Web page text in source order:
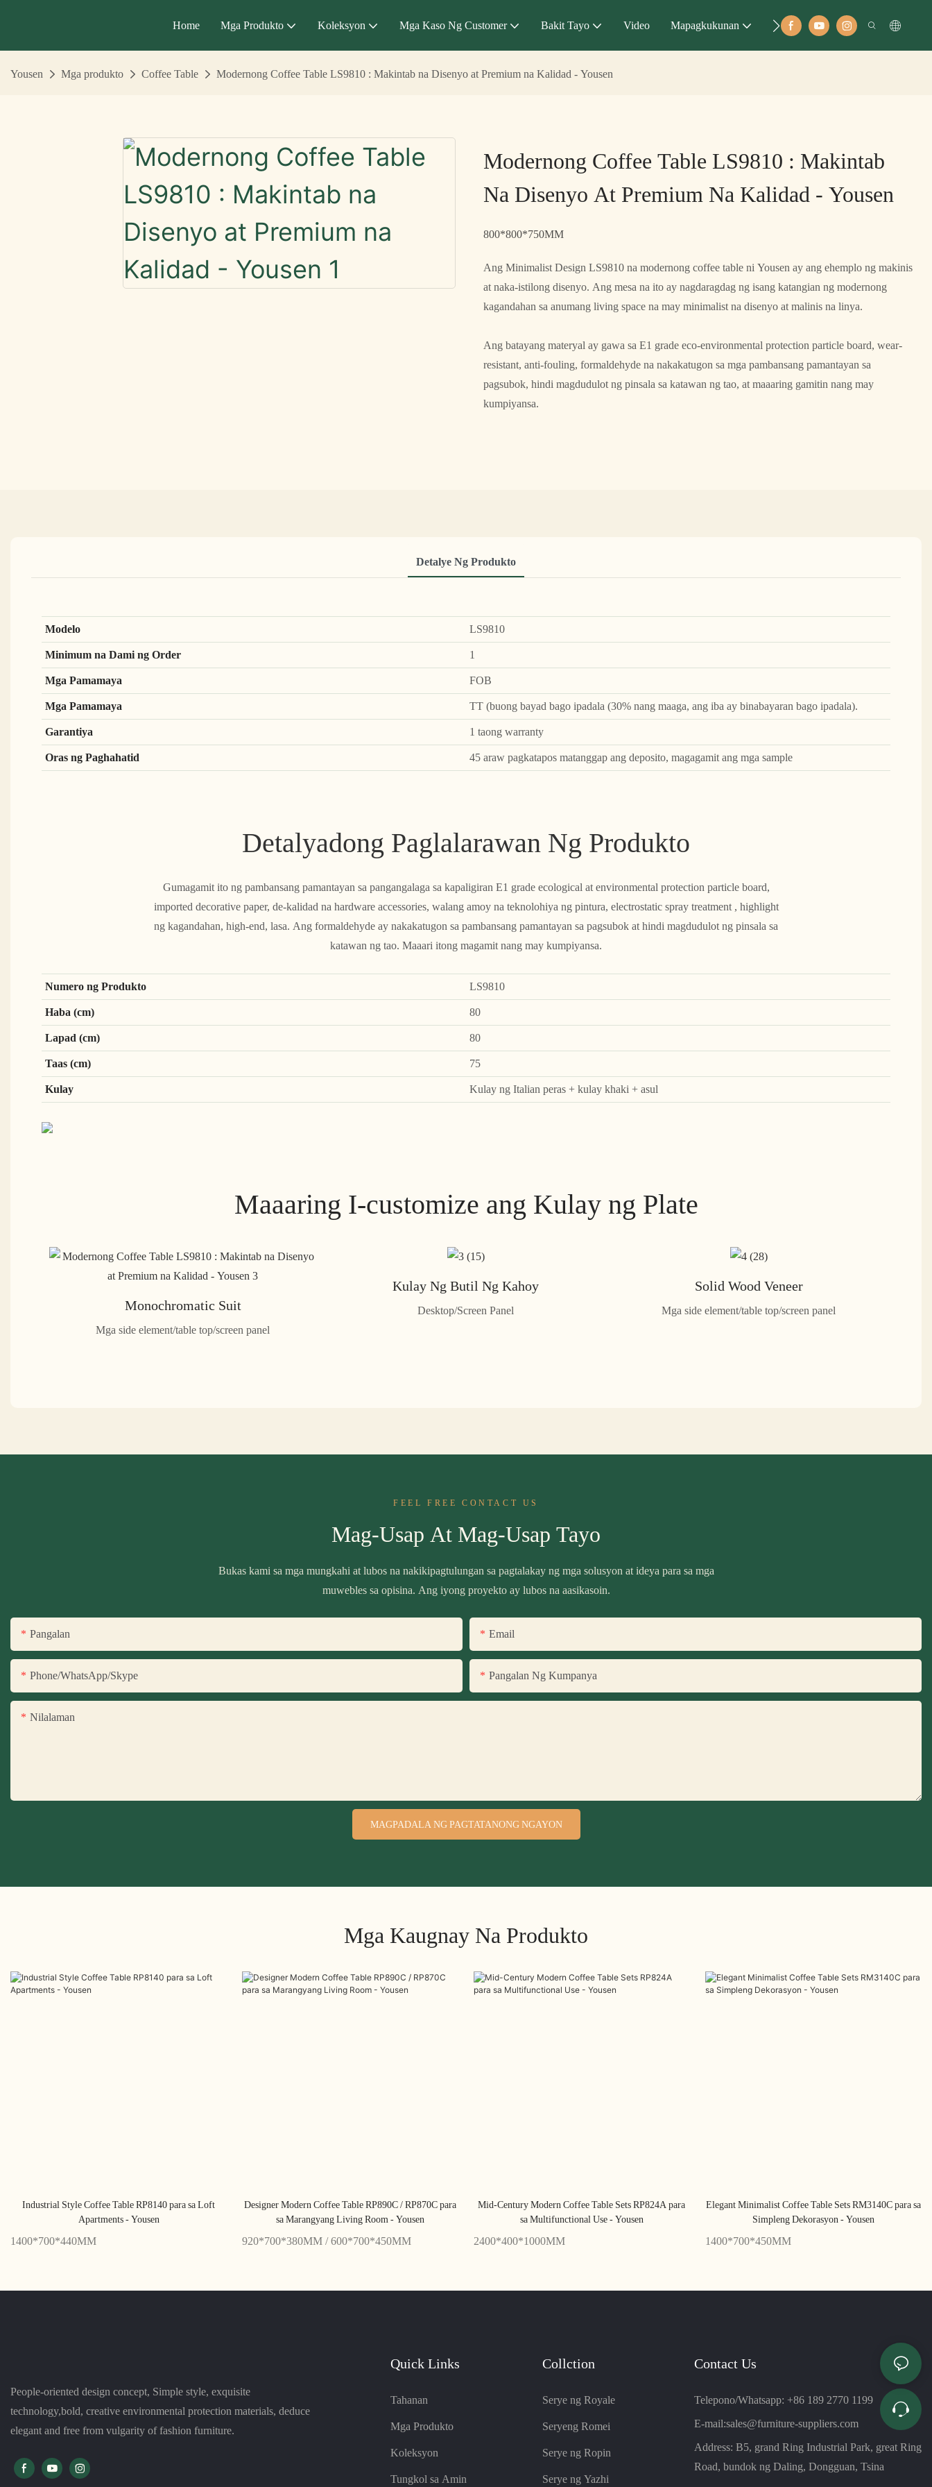
Home Mga Produkto Koleksyon Mga Kaso Ng Customer Bakit Tayo Video Mapagkukunan Mag-Ugod
Yousen Mga produkto Coffee Table Modernong Coffee Table LS9810 : Makintab na Disenyo at Premium na Kalidad - Yousen
Modernong Coffee Table LS9810 : Makintab
Na Disenyo At Premium Na Kalidad - Yousen
800*800*750MM
Ang Minimalist Design LS9810 na modernong coffee table ni Yousen ay ang ehemplo ng makinis
at naka-istilong disenyo. Ang mesa na ito ay nagdaragdag ng isang katangian ng modernong
kagandahan sa anumang living space na may minimalist na disenyo at malinis na linya.
Ang batayang materyal ay gawa sa E1 grade eco-environmental protection particle board, wear-
resistant, anti-fouling, formaldehyde na nakakatugon sa mga pambansang pamantayan sa
pagsubok, hindi magdudulot ng pinsala sa katawan ng tao, at maaaring gamitin nang may
kumpiyansa.
Detalye Ng Produkto
Modelo
LS9810
Minimum na Dami ng Order
1
Mga Pamamaya
FOB
Mga Pamamaya
TT (buong bayad bago ipadala (30% nang maaga, ang iba ay binabayaran bago ipadala).
Garantiya
1 taong warranty
Oras ng Paghahatid
45 araw pagkatapos matanggap ang deposito, magagamit ang mga sample
Detalyadong Paglalarawan Ng Produkto
Gumagamit ito ng pambansang pamantayan sa pangangalaga sa kapaligiran E1 grade ecological at environmental protection particle board,
imported decorative paper, de-kalidad na hardware accessories, walang amoy na teknolohiya ng pintura, electrostatic spray treatment , highlight
ng kagandahan, high-end, lasa. Ang formaldehyde ay nakakatugon sa pambansang pamantayan sa pagsubok at hindi magdudulot ng pinsala sa
katawan ng tao. Maaari itong magamit nang may kumpiyansa.
Numero ng Produkto
LS9810
Haba (cm)
80
Lapad (cm)
80
Taas (cm)
75
Kulay
Kulay ng Italian peras + kulay khaki + asul
Maaaring I-customize ang Kulay ng Plate
Monochromatic Suit
Mga side element/table top/screen panel
Kulay Ng Butil Ng Kahoy
Desktop/Screen Panel
Solid Wood Veneer
Mga side element/table top/screen panel
FEEL FREE CONTACT US
Mag-Usap At Mag-Usap Tayo
Bukas kami sa mga mungkahi at lubos na nakikipagtulungan sa pagtalakay ng mga solusyon at ideya para sa mga
muwebles sa opisina. Ang iyong proyekto ay lubos na aasikasoin.
Pangalan Email
Phone/WhatsApp/Skype Pangalan Ng Kumpanya
Nilalaman
MAGPADALA NG PAGTATANONG NGAYON
Mga Kaugnay Na Produkto
Industrial Style Coffee Table RP8140 para sa Loft
Apartments - Yousen
1400*700*440MM
Designer Modern Coffee Table RP890C / RP870C para
sa Marangyang Living Room - Yousen
920*700*380MM / 600*700*450MM
Mid-Century Modern Coffee Table Sets RP824A para
sa Multifunctional Use - Yousen
2400*400*1000MM
Elegant Minimalist Coffee Table Sets RM3140C para sa
Simpleng Dekorasyon - Yousen
1400*700*450MM
People-oriented design concept, Simple style, exquisite
technology,bold, creative environmental protection materials, deduce
elegant and free from vulgarity of fashion furniture.
Quick Links
Tahanan
Mga Produkto
Koleksyon
Tungkol sa Amin
Collction
Serye ng Royale
Seryeng Romei
Serye ng Ropin
Serye ng Yazhi
Contact Us
Telepono/Whatsapp: +86 189 2770 1199
E-mail:sales@furniture-suppliers.com
Address: B5, grand Ring Industrial Park, great Ring
Road, bundok ng Daling, Dongguan, Tsina